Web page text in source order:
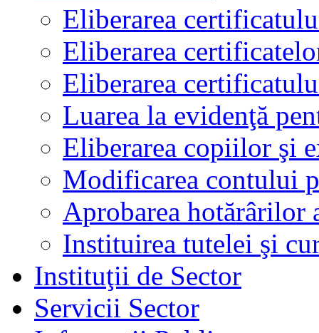
Eliberarea
Eliberarea
Eliberarea
Luarea la evidenţă
Eliberarea copiilor şi
Modificarea contului
Aprobarea hotărârilor
Instituirea tutelei şi
Instituţii de Sector
Servicii Sector